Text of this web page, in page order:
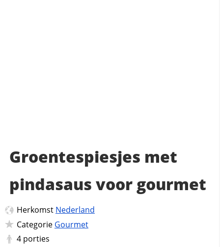
Groentespiesjes met
pindasaus voor gourmet
Herkomst Nederland
Categorie Gourmet
4 porties